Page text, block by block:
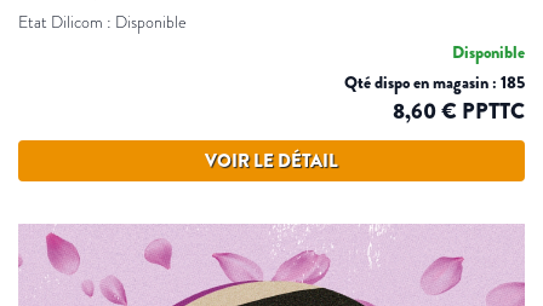
Etat Dilicom : Disponible
Disponible
Qté dispo en magasin : 185
8,60 € PPTTC
VOIR LE DÉTAIL